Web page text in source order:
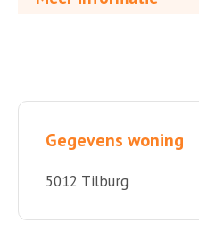
Gegevens woning
5012 Tilburg